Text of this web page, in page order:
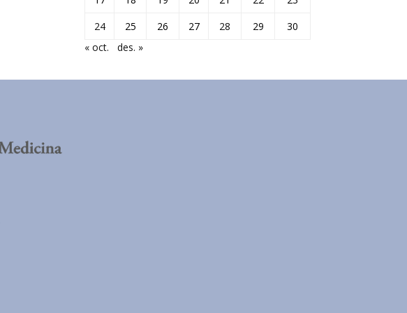
24
25 26 27 28 29
30
« oct.
des. »